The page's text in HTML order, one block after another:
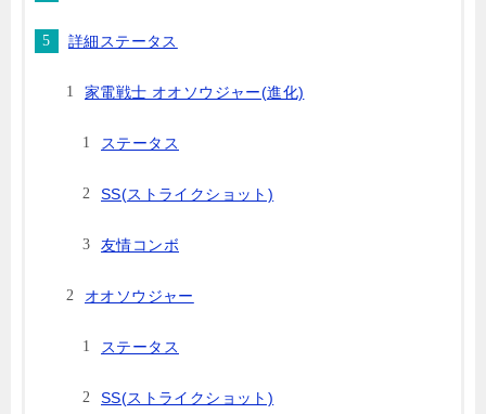
詳細ステータス
家電戦士 オオソウジャー(進化)
ステータス
SS(ストライクショット)
友情コンボ
オオソウジャー
ステータス
SS(ストライクショット)